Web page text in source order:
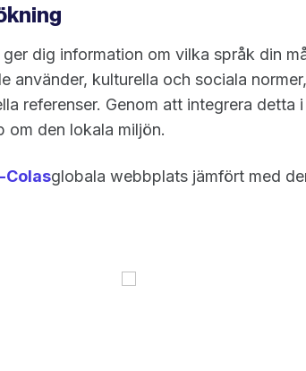
dig information om vilka språk din
använder, kulturella och sociala
referenser. Genom att integrera detta
om den lokala miljön.
Colasglobala webbplats jämfört med